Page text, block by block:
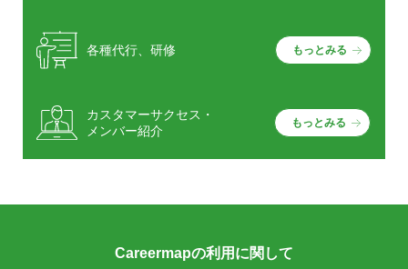
各種代行、研修 もっとみる
カスタマーサクセス・
メンバー紹介
もっとみる
Careermapの利用に関して